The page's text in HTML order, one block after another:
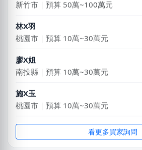
林X羽
桃園市｜預算 10萬~30萬元
廖X姐
南投縣｜預算 10萬~30萬元
施X玉
桃園市｜預算 10萬~30萬元
謝X聿
高雄市｜預算 30萬~50萬元看更多買家詢問